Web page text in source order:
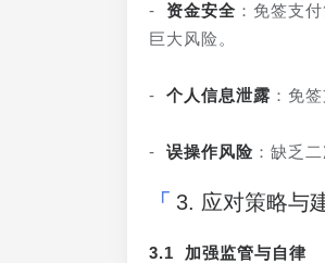
- 资金安全 ：免签支
巨大风险。
- 个人信息泄露 ：免
- 误操作风险 ：缺乏
3. 应对策略与
3.1 加强监管与自律